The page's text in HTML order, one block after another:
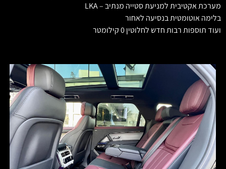
מערכת אקטיבית למניעת סטייה מנתיב – LKA
בלימה אוטומטית בנסיעה לאחור
ועוד תוספות רבות חדש לחלוטין 0 קילומטר